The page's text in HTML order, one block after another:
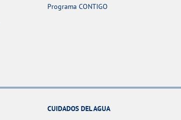
Programa CONTIGO
CUIDADOS DEL AGUA